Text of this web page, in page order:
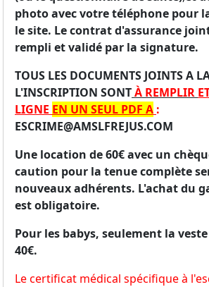
photo avec votre téléphone pour
le site. Le contrat d'assurance
rempli et validé par la signature.
TOUS LES DOCUMENTS JOINTS A
L'INSCRIPTION SONTÀ REMPLIR E
LIGNE EN UN SEUL PDF A :
ESCRIME@AMSLFREJUS.COM
Une location de 60€ avec un
caution pour la tenue complète
nouveaux adhérents. L'achat du
est obligatoire.
Pour les babys, seulement la
40€.
Le certificat médical spécifique à